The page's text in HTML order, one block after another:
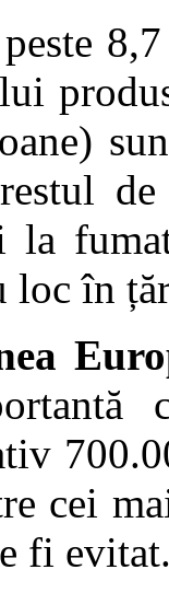
de
la
loc în
cei
fi evitat.